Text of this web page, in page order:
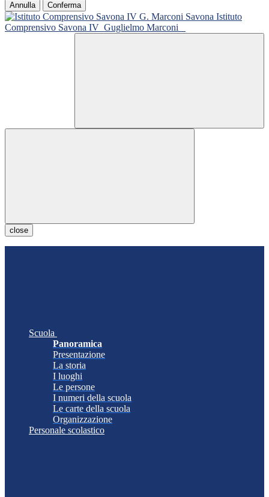
Annulla Conferma
Istituto
Comprensivo Savona IV Guglielmo Marconi
close
Scuola
Panoramica
Presentazione
La storia
I luoghi
Le persone
I numeri della scuola
Le carte della scuola
Organizzazione
Personale scolastico